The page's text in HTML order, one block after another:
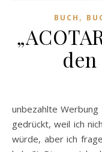
BUCH ,
unbezahlte Werbung Ich habe mich lange Zeit vor Fantasy
gedrückt, weil ich
würde, aber ich